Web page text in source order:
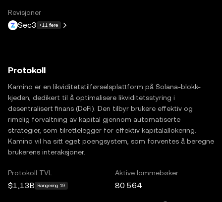
Revisjoner
Sec3 +11 flere
Protokoll
Kamino er en likviditetstilførselsplattform på Solana-blokk-
kjeden, dedikert til å optimalisere likviditetsstyring i
desentralisert finans (DeFi). Den tilbyr brukere effektiv og
rimelig forvaltning av kapital gjennom automatiserte
strategier, som tilrettelegger for effektiv kapitalallokering.
Kamino vil ha sitt eget poengsystem, som forventes å beregne
brukerens interaksjoner.
Protokoll TVL
$1,13B Rangering 19
Aktive lommebøker
80 564